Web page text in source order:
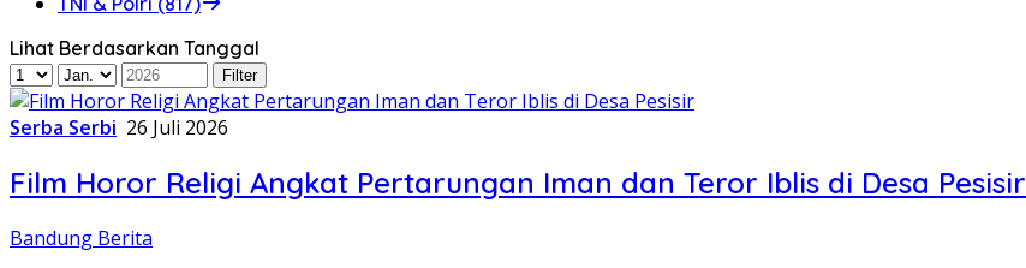
Lihat Berdasarkan Tanggal
Serba Serbi 26 Juli 2026
Film Horor Religi Angkat Pertarungan Iman dan Teror Iblis di Desa Pesisir
Bandung Berita